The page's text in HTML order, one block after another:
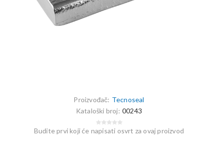
Proizvođač: Tecnoseal
Kataloški broj: 00243
Budite prvi koji će napisati osvrt za ovaj proizvod